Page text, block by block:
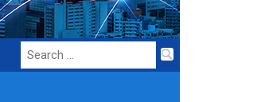
Search
for: